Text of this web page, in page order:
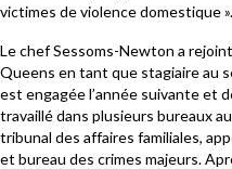
victimes de violence domestique ».
Le chef Sessoms-Newton a
Queens en tant que stagiaire au
est engagée l’année suivante et
travaillé dans plusieurs bureaux
tribunal des affaires familiales,
et bureau des crimes majeurs.